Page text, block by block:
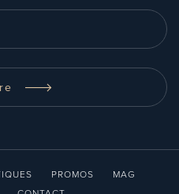
PROMOS
MAG